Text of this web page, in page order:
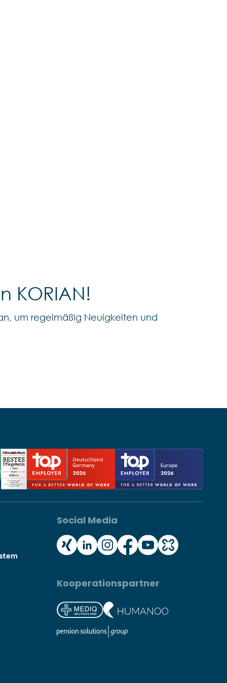
KORIAN!
um regelmäßig Neuigkeiten und
Social Media
Kooperationspartner